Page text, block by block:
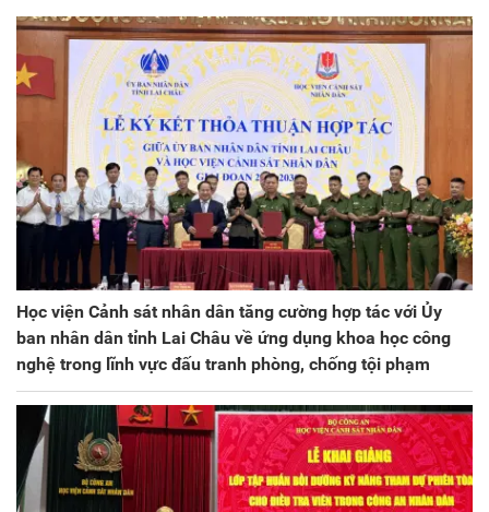
Học viện Cảnh sát nhân dân tăng cường hợp tác với Ủy
ban nhân dân tỉnh Lai Châu về ứng dụng khoa học công
nghệ trong lĩnh vực đấu tranh phòng, chống tội phạm